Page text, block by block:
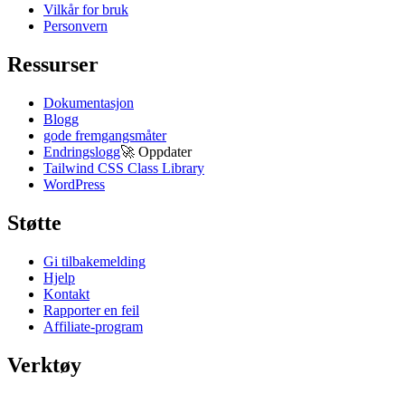
Vilkår for bruk
Personvern
Ressurser
Dokumentasjon
Blogg
gode fremgangsmåter
Endringslogg🚀 Oppdater
Tailwind CSS Class Library
WordPress
Støtte
Gi tilbakemelding
Hjelp
Kontakt
Rapporter en feil
Affiliate-program
Verktøy